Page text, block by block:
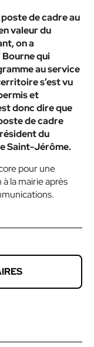
de cadre au
valeur du
on a
Bourne qui
au service
s’est vu
et
donc dire que
de cadre
du
Saint-Jérôme.
pour une
la mairie après